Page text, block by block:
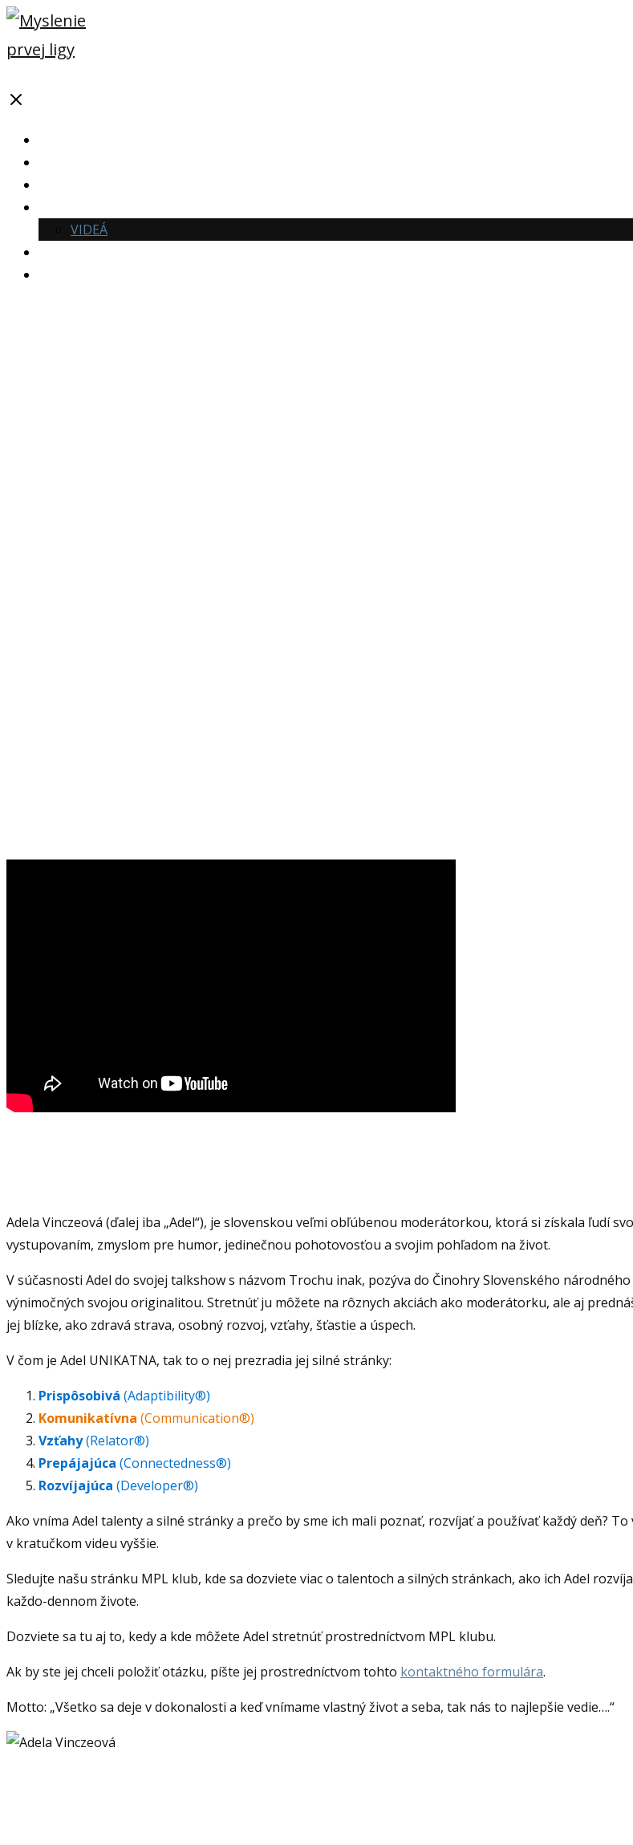
VIDEÁ
Adela Vinczeová (ďalej iba „Adel“), je slovenskou veľmi obľúbenou moderátorkou, ktorá si získala ľudí
vystupovaním, zmyslom pre humor, jedinečnou pohotovosťou a svojim pohľadom na život.
V súčasnosti Adel do svojej talkshow s názvom Trochu inak, pozýva do Činohry Slovenského
výnimočných svojou originalitou. Stretnúť ju môžete na rôznych akciách ako moderátorku, ale aj
jej blízke, ako zdravá strava, osobný rozvoj, vzťahy, šťastie a úspech.
V čom je Adel UNIKATNA, tak to o nej prezradia jej silné stránky:
Prispôsobivá (Adaptibility®)
Komunikatívna (Communication®)
Vzťahy(Relator®)
Prepájajúca (Connectedness®)
Rozvíjajúca (Developer®)
Ako vníma Adel talenty a silné stránky a prečo by sme ich mali poznať, rozvíjať a používať každý deň? To
v kratučkom videu vyššie.
Sledujte našu stránku MPL klub, kde sa dozviete viac o talentoch a silných stránkach, ako ich Adel
každo-dennom živote.
Dozviete sa tu aj to, kedy a kde môžete Adel stretnúť prostredníctvom MPL klubu.
Ak by ste jej chceli položiť otázku, píšte jej prostredníctvom tohto kontaktného formulára.
Motto: „Všetko sa deje v dokonalosti a keď vnímame vlastný život a seba, tak nás to najlepšie vedie….“